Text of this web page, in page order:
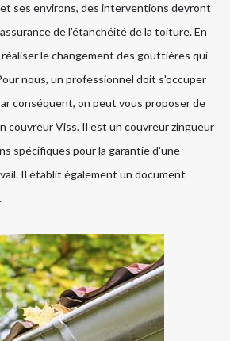
et ses environs, des interventions devront
de l'étanchéité de la toiture. En
le changement des gouttières qui
nous, un professionnel doit s'occuper
conséquent, on peut vous proposer de
couvreur Viss. Il est un couvreur zingueur
spécifiques pour la garantie d'une
Il établit également un document